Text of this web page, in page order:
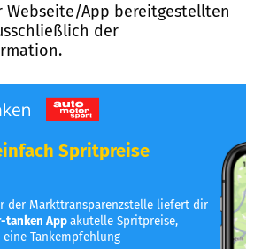
App bereitgestellten
der
Spritpreise
der Markttransparenzstelle liefert dir
tanken Appakutelle Spritpreise,
Tankempfehlung